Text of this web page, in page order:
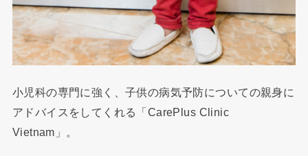
小児科の専門に強く、子供の病気予防についての親身に
アドバイスをしてくれる「CarePlus Clinic
Vietnam」。